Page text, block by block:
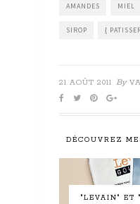
AMANDES MIEL
SIROP {
21 AOÛT 2011 By
DÉCOUVREZ
"LEVAIN" ET